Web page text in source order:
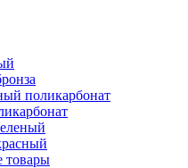
поликарбонат
товары